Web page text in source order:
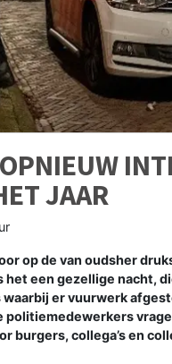
JAAR
op de van oudsher
het een gezellige nacht,
er vuurwerk
burgers, collega’s en